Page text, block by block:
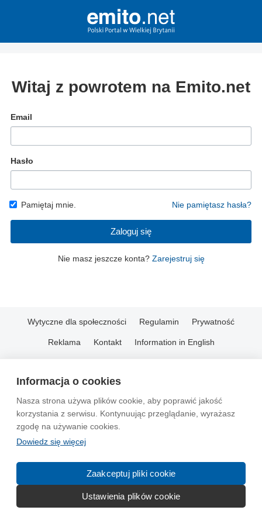
Informacja o cookies
Nasza strona używa plików cookie, aby poprawić jakość
korzystania z serwisu. Kontynuując przeglądanie, wyrażasz
zgodę na używanie cookies.
Dowiedz się więcej
Zaakceptuj pliki cookie
Ustawienia plików cookie
Witaj z powrotem na Emito.net
Email
Hasło
Pamiętaj mnie. Nie pamiętasz hasła?
Zaloguj się
Nie masz jeszcze konta? Zarejestruj się
Wytyczne dla społeczności Regulamin Prywatność
Reklama Kontakt Information in English